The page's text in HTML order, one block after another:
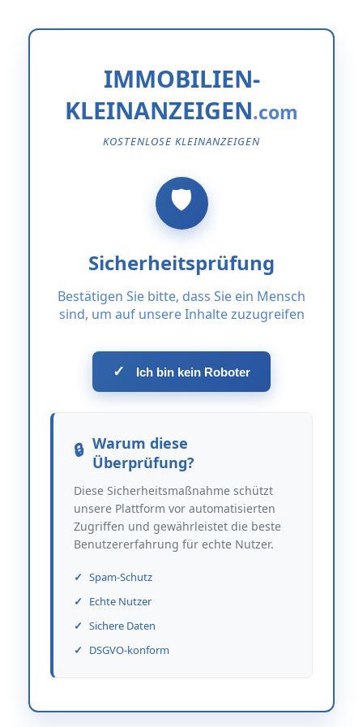
IMMOBILIEN-
KLEINANZEIGEN
KOSTENLOSE KLEINANZEIGEN
Sicherheitsprüfung
Bestätigen Sie bitte, dass Sie ein Mensch
sind, um auf unsere Inhalte zuzugreifen
✓ Ich bin kein Roboter
Warum diese
Überprüfung?
Diese Sicherheitsmaßnahme schützt
unsere Plattform vor automatisierten
Zugriffen und gewährleistet die beste
Benutzererfahrung für echte Nutzer.
Spam-Schutz
Echte Nutzer
Sichere Daten
DSGVO-konform